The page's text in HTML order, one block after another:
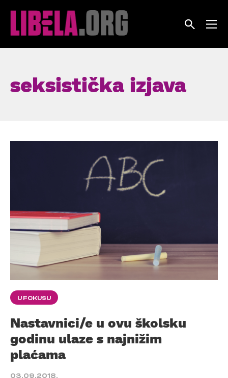
seksistička izjava
U FOKUSU
Nastavnici/e u ovu školsku
godinu ulaze s najnižim
plaćama
03.09.2018.